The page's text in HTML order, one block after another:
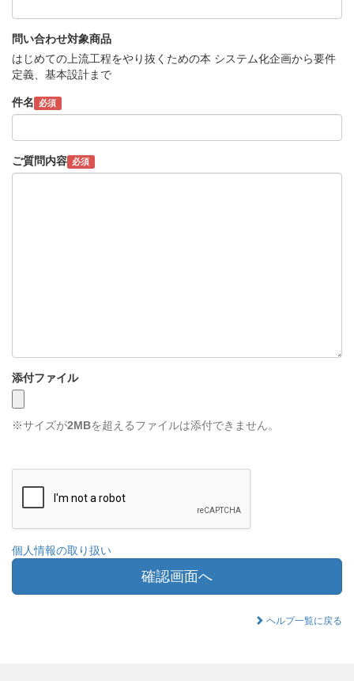
問い合わせ対象商品
はじめての上流工程をやり抜くための本 システム化企画から要件
定義、基本設計まで
件名 必須
ご質問内容 必須
添付ファイル
※サイズが2MBを超えるファイルは添付できません。
個人情報の取り扱い
確認画面へ
ヘルプ一覧に戻る